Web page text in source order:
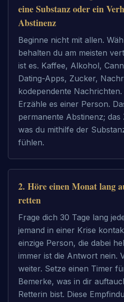
eine Substanz oder ein
Abstinenz
Beginne nicht mit allen.
behalten du am meisten
ist es. Kaffee, Alkohol,
Dating-Apps, Zucker,
kodependente
Erzähle es einer Person.
permanente Abstinenz; das
was du mithilfe der
fühlen.
2. Höre einen Monat lang
retten
Frage dich 30 Tage lang
jemand in einer Krise
einzige Person, die dabei
immer ist die Antwort nein.
weiter. Setze einen Timer
Bemerke, was in dir
Retterin bist. Diese